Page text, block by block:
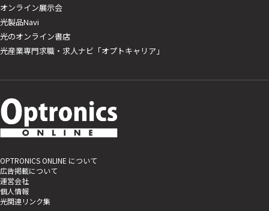
オンライン展示会
光製品Navi
光のオンライン書店
光産業専門求職・求人ナビ「オプトキャリア」
OPTRONICS ONLINE について
広告掲載について
運営会社
個人情報
光関連リンク集